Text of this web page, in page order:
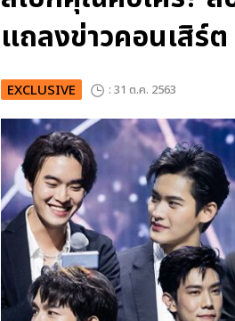
แถลงข่าวคอนเสิร์
EXCLUSIVE : 31 ต.ค. 2563